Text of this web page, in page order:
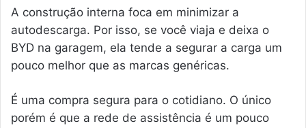
A construção interna foca em minimizar a
autodescarga. Por isso, se você viaja e deixa o
BYD na garagem, ela tende a segurar a carga um
pouco melhor que as marcas genéricas.
É uma compra segura para o cotidiano. O único
porém é que a rede de assistência é um pouco